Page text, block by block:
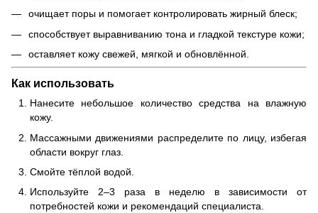
очищает поры и помогает контролировать жирный блеск;
способствует выравниванию тона и гладкой текстуре кожи;
оставляет кожу свежей, мягкой и обновлённой.
Как использовать
Нанесите небольшое количество средства на влажную
кожу.
Массажными движениями распределите по лицу, избегая
области вокруг глаз.
Смойте тёплой водой.
Используйте 2–3 раза в неделю в зависимости от
потребностей кожи и рекомендаций специалиста.